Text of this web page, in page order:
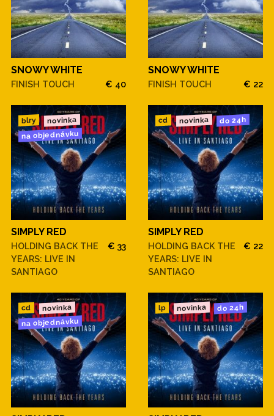
SNOWY WHITE
FINISH TOUCH € 40
SNOWY WHITE
FINISH TOUCH € 22
blry novinka
na objednávku
SIMPLY RED
HOLDING BACK THE
YEARS: LIVE IN
SANTIAGO
€ 33
cd novinka do 24h
SIMPLY RED
HOLDING BACK THE
YEARS: LIVE IN
SANTIAGO
€ 22
cd novinka
na objednávku
lp novinka do 24h